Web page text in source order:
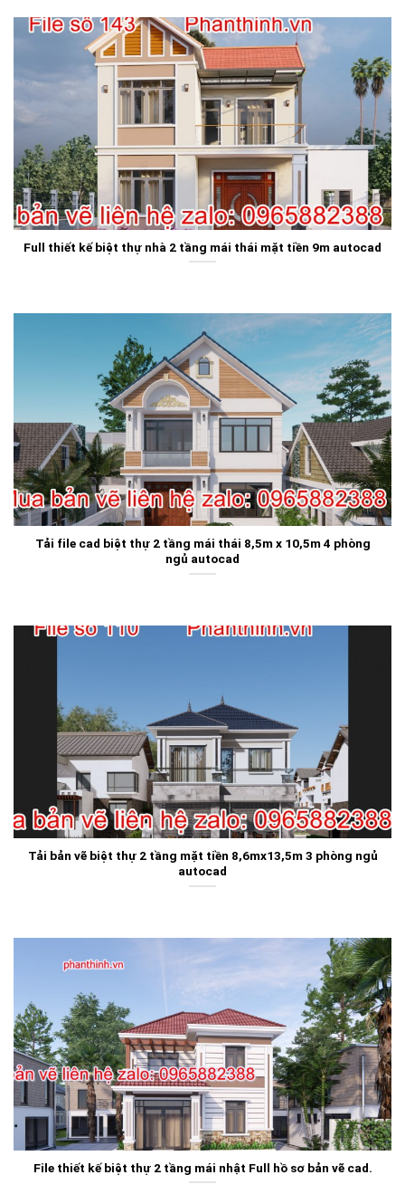
Full thiết kế biệt thự nhà 2 tầng mái thái mặt tiền 9m autocad
Tải file cad biệt thự 2 tầng mái thái 8,5m x 10,5m 4 phòng
ngủ autocad
Tải bản vẽ biệt thự 2 tầng mặt tiền 8,6mx13,5m 3 phòng ngủ
autocad
File thiết kế biệt thự 2 tầng mái nhật Full hồ sơ bản vẽ cad.